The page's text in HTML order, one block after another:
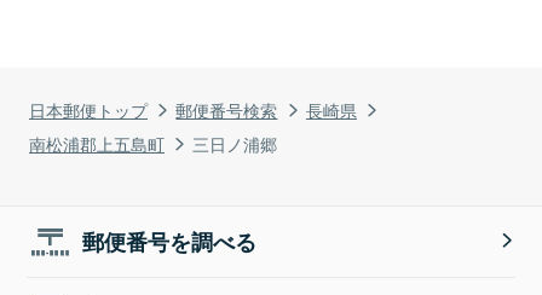
日本郵便トップ 郵便番号検索
長崎県
南松浦郡上五島町
三日ノ浦郷
郵便番号を調べる